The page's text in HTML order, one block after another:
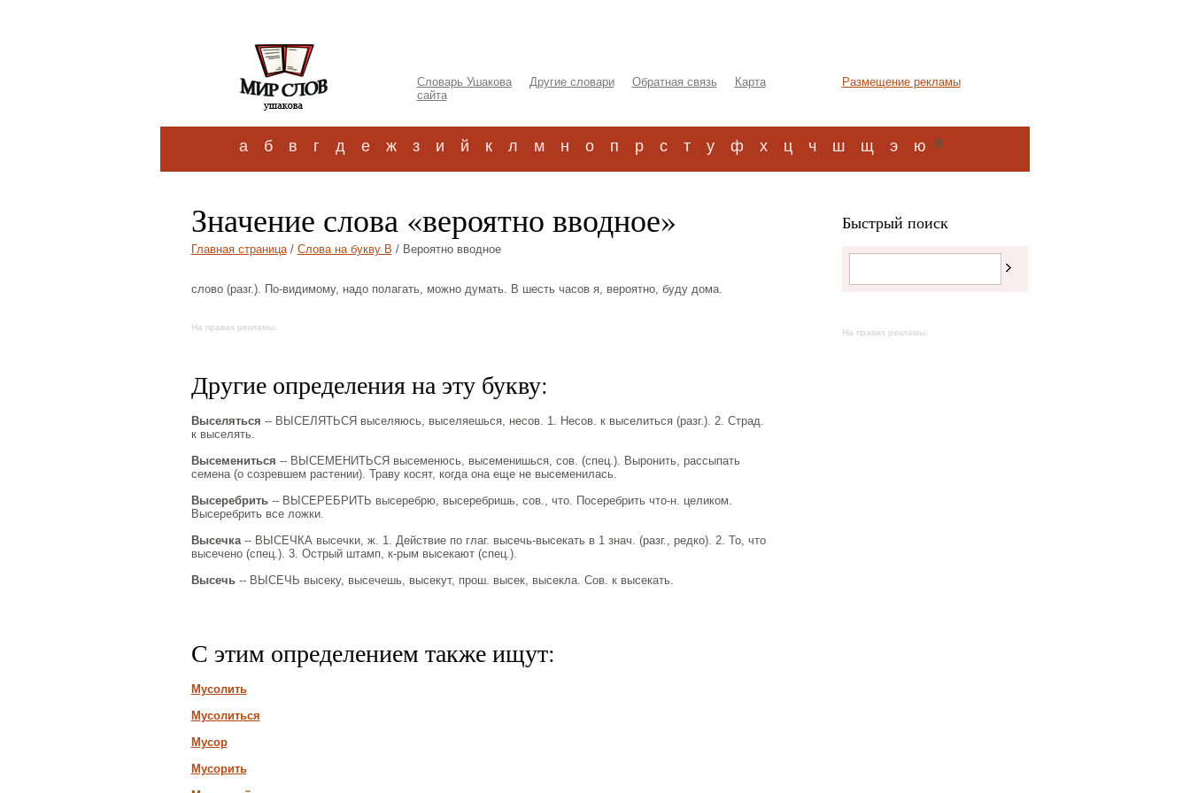
Словарь Ушакова Другие словари Обратная связь
Карта
сайта
Размещение рекламы
а б в г д е ж з и й к л м н о п р с т у ф х ц ч ш щ э ю я
Значение слова «вероятно вводное»
Главная страница/ Слова на букву В / Вероятно вводное
слово (разг.). По-видимому, надо полагать, можно думать. В шесть часов я, вероятно, буду дома.
На правах рекламы:
Другие определения на эту букву:
Выселяться -- ВЫСЕЛЯТЬСЯ выселяюсь, выселяешься, несов. 1. Несов. к выселиться (разг.). 2. Страд.
к выселять.
Высемениться -- ВЫСЕМЕНИТЬСЯ высеменюсь, высеменишься, сов. (спец.). Выронить, рассыпать
семена (о созревшем растении). Траву косят, когда она еще не высеменилась.
Высеребрить-- ВЫСЕРЕБРИТЬ высеребрю, высеребришь, сов., что. Посеребрить что-н. целиком.
Высеребрить все ложки.
Высечка-- ВЫСЕЧКА высечки, ж. 1. Действие по глаг. высечь-высекать в 1 знач. (разг., редко). 2. То, что
высечено (спец.). 3. Острый штамп, к-рым высекают (спец.).
Высечь-- ВЫСЕЧЬ высеку, высечешь, высекут, прош. высек, высекла. Сов. к высекать.
С этим определением также ищут:
Мусолить
Мусолиться
Мусор
Мусорить
Быстрый поиск
На правах рекламы: